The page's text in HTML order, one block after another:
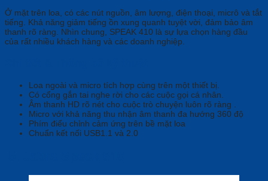
Ở mặt trên loa, có các nút nguồn, âm lượng, điện thoại, micrô và tắt
tiếng. Khả năng giảm tiếng ồn xung quanh tuyệt vời, đảm bảo âm
thanh rõ ràng. Nhìn chung, SPEAK 410 là sự lựa chọn hàng đầu
của rất nhiều khách hàng và các doanh nghiệp.
Loa ngoài và micro tích hợp cùng trên một thiết bị.
Có cổng gắn tai nghe rời cho các cuộc gọi cá nhân.
Âm thanh HD rõ nét cho cuộc trò chuyện luôn rõ ràng .
Micro với khả năng thu nhận âm thanh đa hướng 360 độ
Phím điểu chỉnh cảm ứng trên bề mặt loa
Chuẩn kết nối USB1.1 và 2.0